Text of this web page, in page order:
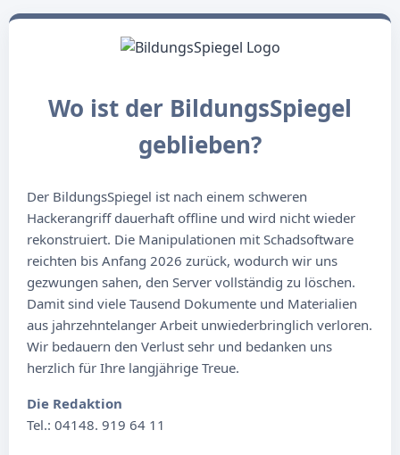
Wo ist der BildungsSpiegel
geblieben?
Der BildungsSpiegel ist nach einem schweren
Hackerangriff dauerhaft offline und wird nicht wieder
rekonstruiert. Die Manipulationen mit Schadsoftware
reichten bis Anfang 2026 zurück, wodurch wir uns
gezwungen sahen, den Server vollständig zu löschen.
Damit sind viele Tausend Dokumente und Materialien
aus jahrzehntelanger Arbeit unwiederbringlich verloren.
Wir bedauern den Verlust sehr und bedanken uns
herzlich für Ihre langjährige Treue.
Die Redaktion
Tel.: 04148. 919 64 11